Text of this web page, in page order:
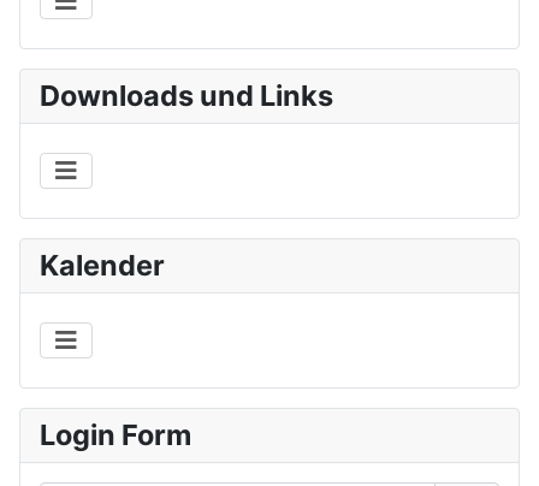
Downloads und Links
Kalender
Login Form